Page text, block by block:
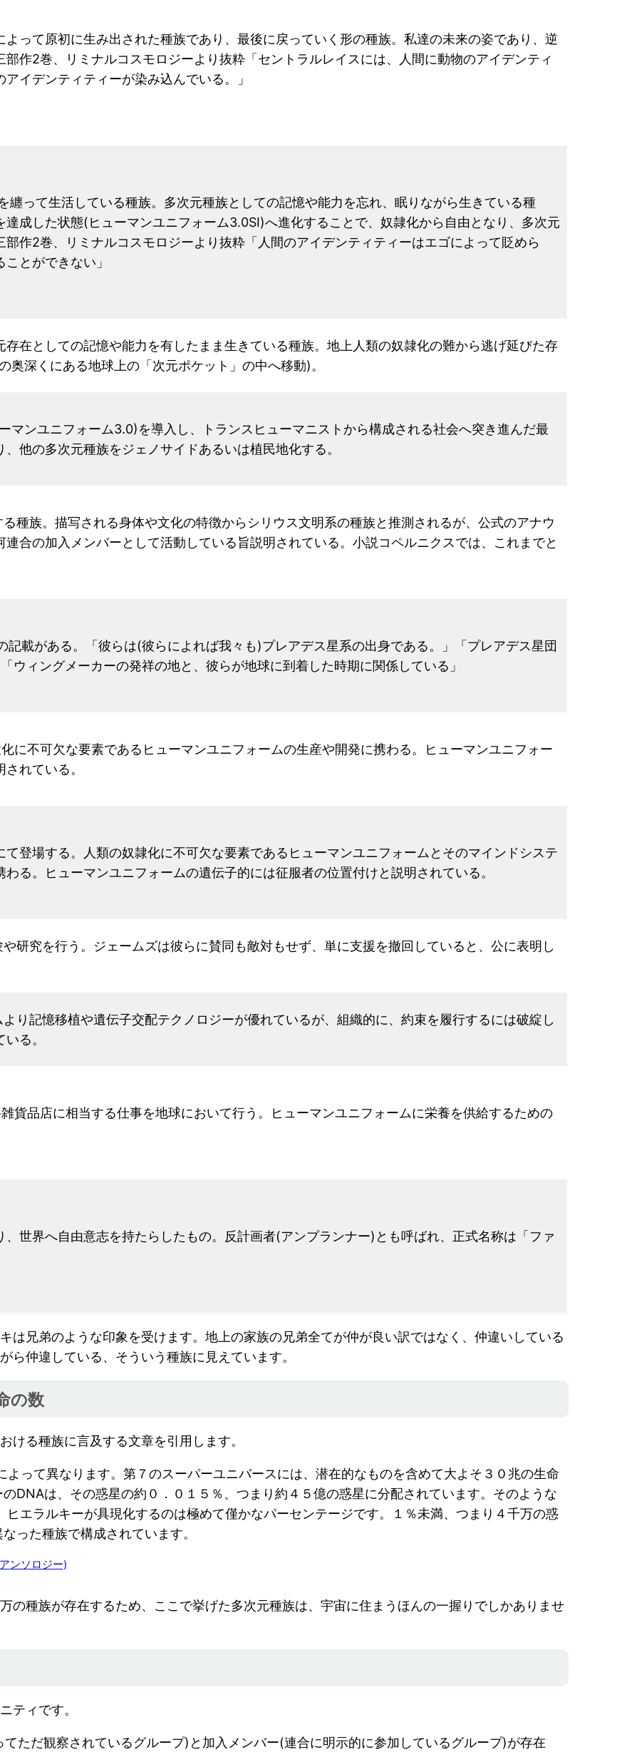
って原初に生み出された種族であり、最後に戻っていく形の種族。私達の未来の姿であり、逆
作2巻、リミナルコスモロジーより抜粋「セントラルレイスには、人間に動物のアイデンティ
イデンティティーが染み込んでいる。」
って生活している種族。多次元種族としての記憶や能力を忘れ、眠りながら生きている種
成した状態(ヒューマンユニフォーム3.0SI)へ進化することで、奴隷化から自由となり、多次元
作2巻、リミナルコスモロジーより抜粋「人間のアイデンティティーはエゴによって貶めら
とができない」
在としての記憶や能力を有したまま生きている種族。地上人類の奴隷化の難から逃げ延びた存
深くにある地球上の「次元ポケット」の中へ移動)。
マンユニフォーム3.0)を導入し、トランスヒューマニストから構成される社会へ突き進んだ最
他の多次元種族をジェノサイドあるいは植民地化する。
種族。描写される身体や文化の特徴からシリウス文明系の種族と推測されるが、公式のアナウ
合の加入メンバーとして活動している旨説明されている。小説コペルニクスでは、これまでと
載がある。「彼らは(彼らによれば我々も)プレアデス星系の出身である。」「プレアデス星団
ウィングメーカーの発祥の地と、彼らが地球に到着した時期に関係している」
に不可欠な要素であるヒューマンユニフォームの生産や開発に携わる。ヒューマンユニフォー
れている。
登場する。人類の奴隷化に不可欠な要素であるヒューマンユニフォームとそのマインドシステ
る。ヒューマンユニフォームの遺伝子的には征服者の位置付けと説明されている。
研究を行う。ジェームズは彼らに賛同も敵対もせず、単に支援を撤回していると、公に表明し
り記憶移植や遺伝子交配テクノロジーが優れているが、組織的に、約束を履行するには破綻し
る。
貨品店に相当する仕事を地球において行う。ヒューマンユニフォームに栄養を供給するための
世界へ自由意志を持たらしたもの。反計画者(アンプランナー)とも呼ばれ、正式名称は「ファ
は兄弟のような印象を受けます。地上の家族の兄弟全てが仲が良い訳ではなく、仲違いしている
ら仲違している、そういう種族に見えています。
の数
ける種族に言及する文章を引用します。
って異なります。第７のスーパーユニバースには、潜在的なものを含めて大よそ３０兆の生命
DNAは、その惑星の約０．０１５％、つまり約４５億の惑星に分配されています。そのような
エラルキーが具現化するのは極めて僅かなパーセンテージです。１％未満、つまり４千万の惑
った種族で構成されています。
ンソロジー)
の種族が存在するため、ここで挙げた多次元種族は、宇宙に住まうほんの一握りでしかありませ
ティです。
ただ観察されているグループ)と加入メンバー(連合に明示的に参加しているグループ)が存在